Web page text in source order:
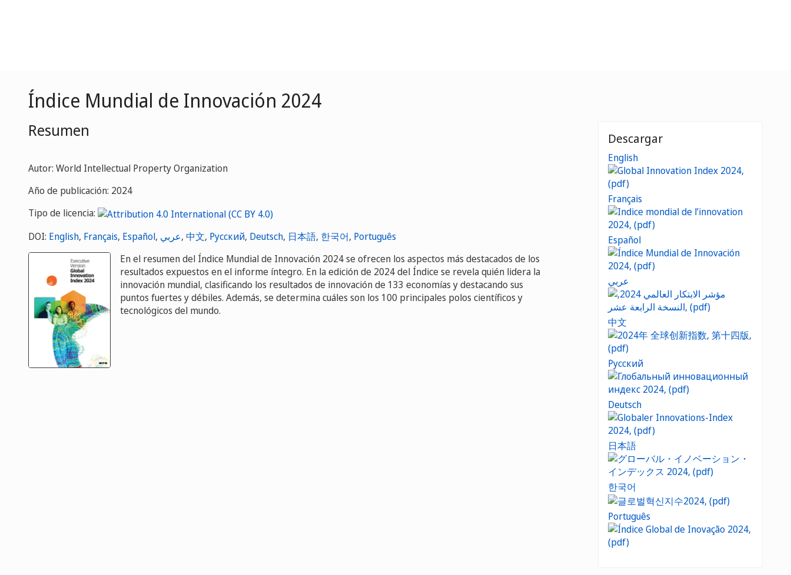
Índice Mundial de Innovación 2024
Resumen
Autor: World Intellectual Property Organization
Año de publicación: 2024
Tipo de licencia:
DOI: English, Français, Español, عربي, 中文, Русский, Deutsch, 日本語, 한국어, Português
En el resumen del Índice Mundial de Innovación 2024 se ofrecen los aspectos más destacados de los
resultados expuestos en el informe íntegro. En la edición de 2024 del Índice se revela quién lidera la
innovación mundial, clasificando los resultados de innovación de 133 economías y destacando sus
puntos fuertes y débiles. Además, se determina cuáles son los 100 principales polos científicos y
tecnológicos del mundo.
Descargar
English
Français
Español
عربي
中文
Русский
Deutsch
日本語
한국어
Português